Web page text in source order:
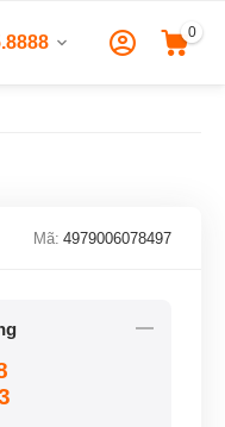
0
Mã: 4979006078497